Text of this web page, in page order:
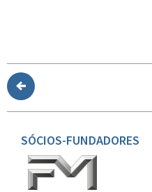
SÓCIOS-FUNDADORES